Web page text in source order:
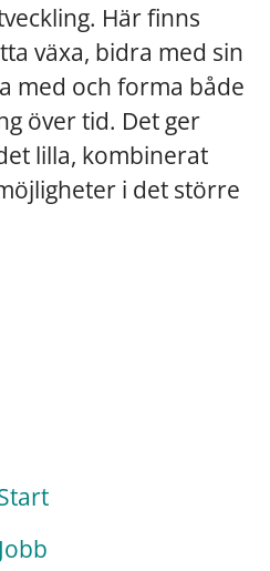
Här finns
växa, bidra med sin
med och forma både
över tid. Det ger
lilla, kombinerat
i det större
Jobb